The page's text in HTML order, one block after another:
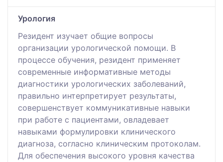
Урология
Резидент изучает общие вопросы
организации урологической помощи. В
процессе обучения, резидент применяет
современные информативные методы
диагностики урологических заболеваний,
правильно интерпретирует результаты,
совершенствует коммуникативные навыки
при работе с пациентами, овладевает
навыками формулировки клинического
диагноза, согласно клиническим протоколам.
Для обеспечения высокого уровня качества